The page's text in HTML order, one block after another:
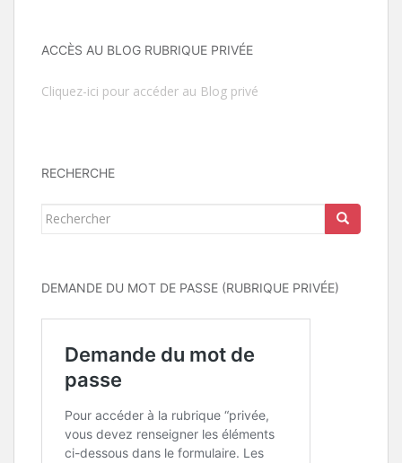
ACCÈS AU BLOG RUBRIQUE PRIVÉE
Cliquez-ici pour accéder au Blog privé
RECHERCHE
Rechercher...
DEMANDE DU MOT DE PASSE (RUBRIQUE PRIVÉE)